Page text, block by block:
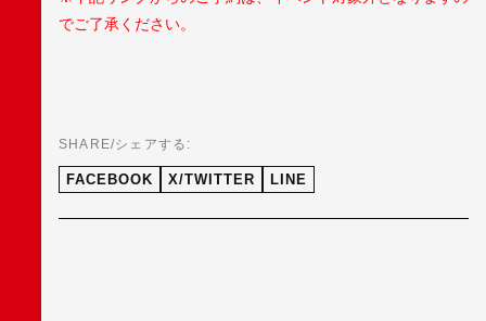
でご了承ください。
SHARE/シェアする:
FACEBOOK X/TWITTER LINE